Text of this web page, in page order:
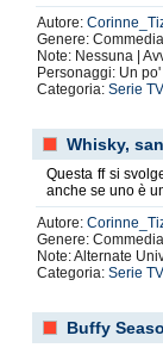
Autore:
Genere:
Note: Nessuna |
Personaggi: Un po'
Categoria:Serie TV
Whisky,
Questa ff si
anche se uno è
Autore:
Genere:
Note: Alternate
Categoria:Serie TV
Buffy